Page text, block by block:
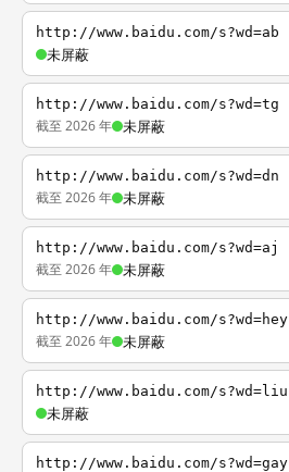
http://www.baidu.com/s?wd=ab
未屏蔽
http://www.baidu.com/s?wd=tg
截至 2026 年 未屏蔽
http://www.baidu.com/s?wd=dn
截至 2026 年 未屏蔽
http://www.baidu.com/s?wd=aj
截至 2026 年 未屏蔽
http://www.baidu.com/s?wd=hey
截至 2026 年 未屏蔽
http://www.baidu.com/s?wd=liu
未屏蔽
http://www.baidu.com/s?wd=gay